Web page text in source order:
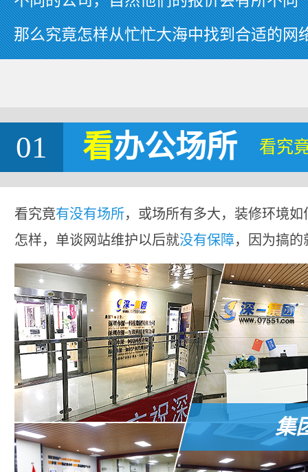
那么究竟怎样从忙忙大海中找到合适的网
01 看办公场所 看究
看究竟有没有场所，或场所有多大，装修环境
怎样，单谈网站维护以后就没有保障，因为搞
集